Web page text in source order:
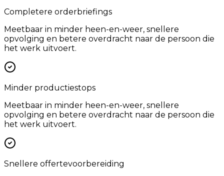
Completere orderbriefings
Meetbaar in minder heen-en-weer, snellere
opvolging en betere overdracht naar de persoon die
het werk uitvoert.
Minder productiestops
Meetbaar in minder heen-en-weer, snellere
opvolging en betere overdracht naar de persoon die
het werk uitvoert.
Snellere offertevoorbereiding